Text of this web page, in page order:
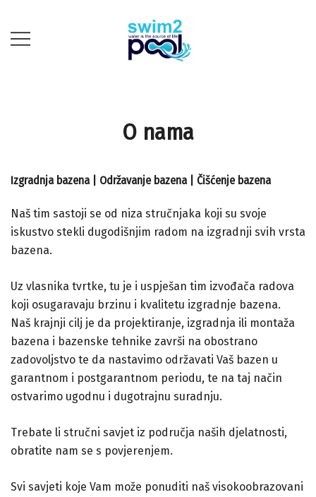
content
O nama
Izgradnja bazena | Održavanje bazena | Čišćenje bazena
Naš tim sastoji se od niza stručnjaka koji su svoje
iskustvo stekli dugodišnjim radom na izgradnji svih vrsta
bazena.
Uz vlasnika tvrtke, tu je i uspješan tim izvođača radova
koji osugaravaju brzinu i kvalitetu izgradnje bazena.
Naš krajnji cilj je da projektiranje, izgradnja ili montaža
bazena i bazenske tehnike završi na obostrano
zadovoljstvo te da nastavimo održavati Vaš bazen u
garantnom i postgarantnom periodu, te na taj način
ostvarimo ugodnu i dugotrajnu suradnju.
Trebate li stručni savjet iz područja naših djelatnosti,
obratite nam se s povjerenjem.
Svi savjeti koje Vam može ponuditi naš visokoobrazovani